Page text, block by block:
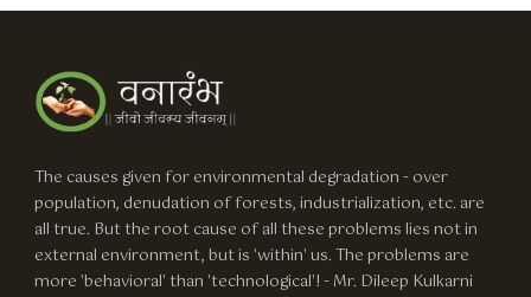
The causes given for environmental degradation - over
population, denudation of forests, industrialization, etc. are
all true. But the root cause of all these problems lies not in
external environment, but is 'within' us. The problems are
more 'behavioral' than 'technological'! - Mr. Dileep Kulkarni